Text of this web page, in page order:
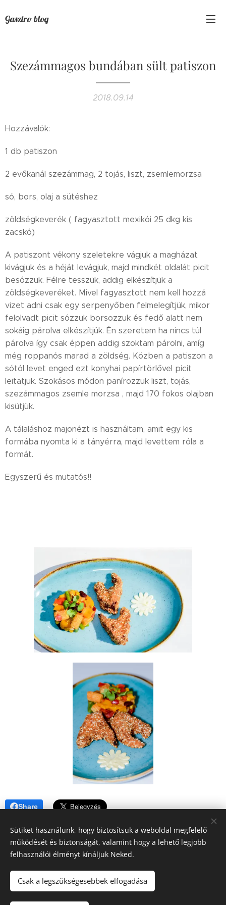
Gasztro blog
Szezámmagos bundában sült patiszon
2018.09.14
Hozzávalók:
1 db patiszon
2 evőkanál szezámmag, 2 tojás, liszt, zsemlemorzsa
só, bors, olaj a sütéshez
zöldségkeverék ( fagyasztott mexikói 25 dkg kis
zacskó)
A patiszont vékony szeletekre vágjuk a magházat
kivágjuk és a héját levágjuk, majd mindkét oldalát picit
besózzuk. Félre tesszük, addig elkészítjük a
zöldségkeveréket. Mivel fagyasztott nem kell hozzá
vizet adni csak egy serpenyőben felmelegítjük, mikor
felolvadt picit sózzuk borsozzuk és fedő alatt nem
sokáig párolva elkészítjük. Én szeretem ha nincs túl
párolva így csak éppen addig szoktam párolni, amíg
még roppanós marad a zöldség. Közben a patiszon a
sótól levet enged ezt konyhai papírtörlővel picit
leitatjuk. Szokásos módon panírozzuk liszt, tojás,
szezámmagos zsemle morzsa , majd 170 fokos olajban
kisütjük.
A tálaláshoz majonézt is használtam, amit egy kis
formába nyomta ki a tányérra, majd levettem róla a
formát.
Egyszerű és mutatós!!
Share
A blogban megjelenő tartalomra (receptek, írások, fotók, stb.)
a szerzői jogról szóló 2016. évi XCIII. törvény
vonatkozik.Kérem, hogy felhasználásához kérjen engedélyt!
Sütiket használunk, hogy biztosítsuk a weboldal megfelelő
működését és biztonságát, valamint hogy a lehető legjobb
felhasználói élményt kínáljuk Neked.
Csak a legszükségesebbek elfogadása